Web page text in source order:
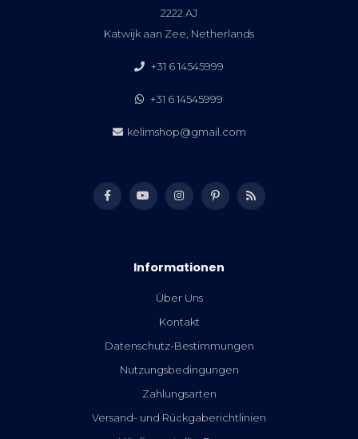
2222 AJ
Katwijk aan Zee, Netherlands
+31 6 14545999
+31 6 14545999
kelimshop@gmail.com
Informationen
Über Uns
Kontakt
Datenschutz-Bestimmungen
Nutzungsbedingungen
Zahlungsarten
Versand- und Rückgaberichtlinien